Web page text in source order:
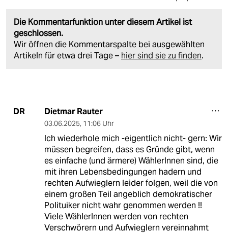
Die Kommentarfunktion unter diesem Artikel ist
geschlossen.
Wir öffnen die Kommentarspalte bei ausgewählten
Artikeln für etwa drei Tage – hier sind sie zu finden.
DR Dietmar Rauter
03.06.2025, 11:06 Uhr
Ich wiederhole mich -eigentlich nicht- gern: Wir
müssen begreifen, dass es Gründe gibt, wenn
es einfache (und ärmere) WählerInnen sind, die
mit ihren Lebensbedingungen hadern und
rechten Aufwieglern leider folgen, weil die von
einem großen Teil angeblich demokratischer
Polituiker nicht wahr genommen werden !!
Viele WählerInnen werden von rechten
Verschwörern und Aufwieglern vereinnahmt